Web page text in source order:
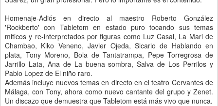
Homenaje-Adiós en directo al maestro Roberto González
'Rockberto' con Tabletom en estado puro tocando sus temas
miticos y re-interpretados por figuras como Luz Casal, La Mari de
Chambao, Kiko Veneno, Javier Ojeda, Sicario de Hablando en
plata, Tony Moreno, Bola de Tantatrampa, Pepe Torregrosa de
Jarrillo Lata, Ana de La buena sombra, Salva de Los Perrilos y
Pablo Lopez de El niño raro.
Además incluye nuevos temas en directo en el teatro Cervantes de
Málaga, con Tony, ahora como nuevo cantante del grupo y Zenet.
Un discazo que demuestra que Tabletom está más vivo que nunca.